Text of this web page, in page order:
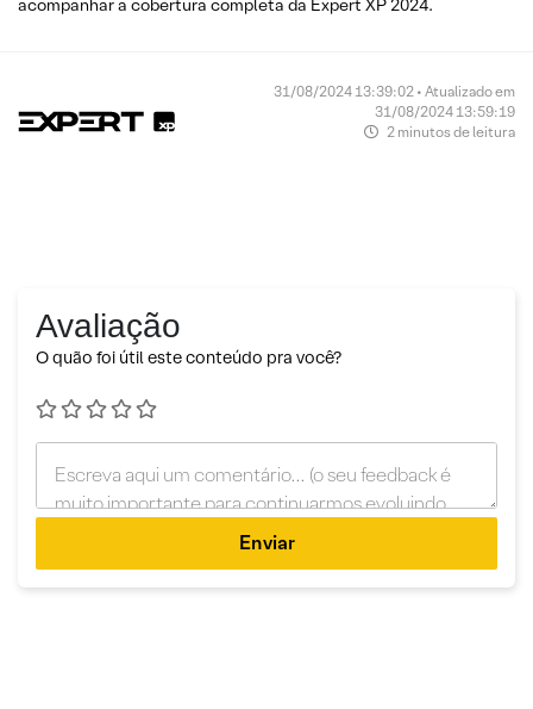
acompanhar a cobertura completa da Expert XP 2024.
31/08/2024 13:39:02 • Atualizado em
31/08/2024 13:59:19
2 minutos de leitura
Avaliação
O quão foi útil este conteúdo pra você?
Enviar